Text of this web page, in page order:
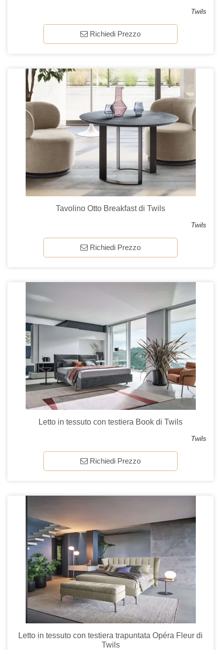
Twils
Richiedi Prezzo
Tavolino Otto Breakfast di Twils
Twils
Richiedi Prezzo
Letto in tessuto con testiera Book di Twils
Twils
Richiedi Prezzo
Letto in tessuto con testiera trapuntata Opéra Fleur di
Twils